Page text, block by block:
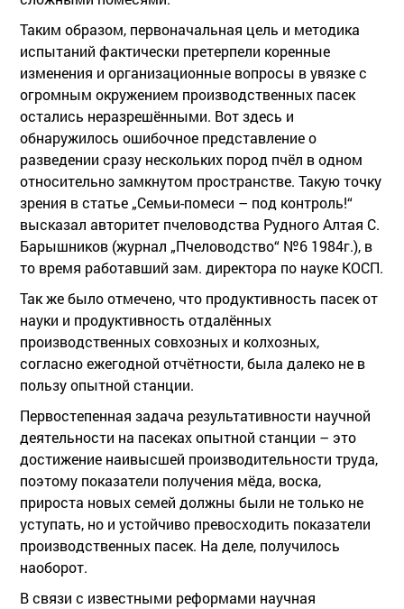
Таким образом, первоначальная цель и методика
испытаний фактически претерпели коренные
изменения и организационные вопросы в увязке с
огромным окружением производственных пасек
остались неразрешёнными. Вот здесь и
обнаружилось ошибочное представление о
разведении сразу нескольких пород пчёл в одном
относительно замкнутом пространстве. Такую точку
зрения в статье „Семьи-помеси – под контроль!“
высказал авторитет пчеловодства Рудного Алтая С.
Барышников (журнал „Пчеловодство“ №6 1984г.), в
то время работавший зам. директора по науке КОСП.
Так же было отмечено, что продуктивность пасек от
науки и продуктивность отдалённых
производственных совхозных и колхозных,
согласно ежегодной отчётности, была далеко не в
пользу опытной станции.
Первостепенная задача результативности научной
деятельности на пасеках опытной станции – это
достижение наивысшей производительности труда,
поэтому показатели получения мёда, воска,
прироста новых семей должны были не только не
уступать, но и устойчиво превосходить показатели
производственных пасек. На деле, получилось
наоборот.
В связи с известными реформами научная